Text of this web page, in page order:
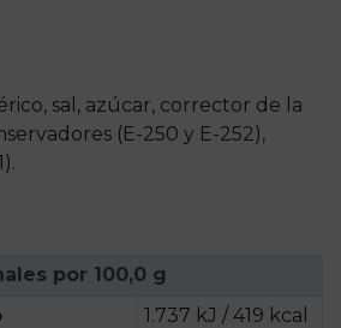
sal, azúcar, corrector de la
(E-250 y E-252),
por 100,0 g
1.737 kJ / 419 kcal